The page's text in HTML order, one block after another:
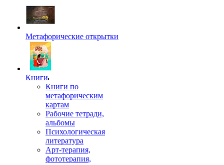
Метафорические открытки
Книги
Книги по
метафорическим
картам
Рабочие тетради,
альбомы
Психологическая
литература
Арт-терапия,
фототерапия,